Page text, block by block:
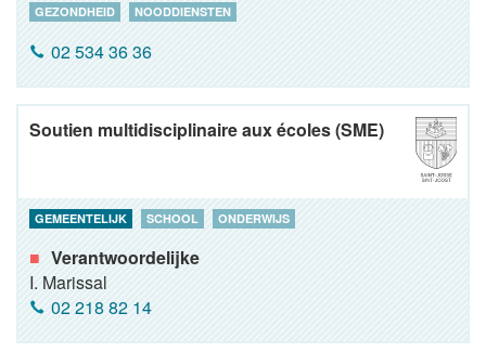
GEZONDHEID NOODDIENSTEN
02 534 36 36
Soutien multidisciplinaire aux écoles (SME)
GEMEENTELIJK SCHOOL ONDERWIJS
Verantwoordelijke
I. Marissal
02 218 82 14